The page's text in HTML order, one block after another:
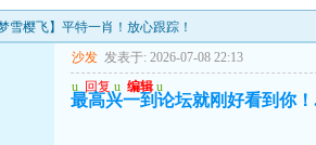
雪樱飞】平特一肖！放心跟踪！
沙发 发表于: 2026-07-08 22:13
u 回复 u 编辑 u
最高兴一到论坛就刚好看到你！